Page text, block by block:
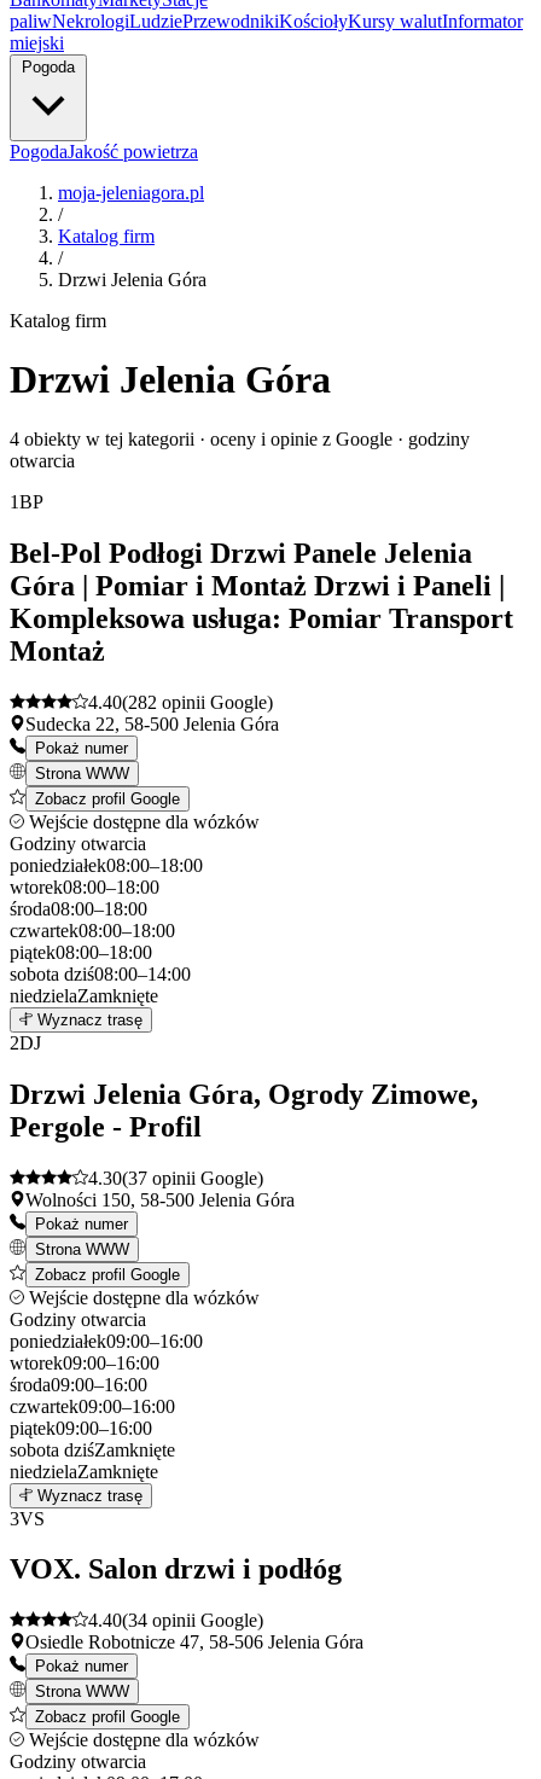
paliwNekrologiLudziePrzewodnikiKościołyKursy walutInformator
miejski
Pogoda
PogodaJakość powietrza
moja-jeleniagora.pl
/
Katalog firm
/
Drzwi Jelenia Góra
Katalog firm
Drzwi Jelenia Góra
4 obiekty w tej kategorii · oceny i opinie z Google · godziny
otwarcia
1BP
Bel-Pol Podłogi Drzwi Panele Jelenia
Góra | Pomiar i Montaż Drzwi i Paneli |
Kompleksowa usługa: Pomiar Transport
Montaż
4.40(282 opinii Google)
Sudecka 22, 58-500 Jelenia Góra
Pokaż numer
Strona WWW
Zobacz profil Google
Wejście dostępne dla wózków
Godziny otwarcia
poniedziałek08:00–18:00
wtorek08:00–18:00
środa08:00–18:00
czwartek08:00–18:00
piątek08:00–18:00
sobota dziś08:00–14:00
niedzielaZamknięte
+
Wyznacz trasę
2DJ
Drzwi Jelenia Góra, Ogrody Zimowe,
Pergole - Profil
4.30(37 opinii Google)
Wolności 150, 58-500 Jelenia Góra
Pokaż numer
Strona WWW
Zobacz profil Google
Wejście dostępne dla wózków
Godziny otwarcia
poniedziałek09:00–16:00
wtorek09:00–16:00
środa09:00–16:00
czwartek09:00–16:00
piątek09:00–16:00
sobota dziśZamknięte
niedzielaZamknięte
+
−
Wyznacz trasę
3VS
VOX. Salon drzwi i podłóg
4.40(34 opinii Google)
Osiedle Robotnicze 47, 58-506 Jelenia Góra
Pokaż numer
Strona WWW
Zobacz profil Google
Wejście dostępne dla wózków
Godziny otwarcia